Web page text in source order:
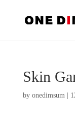
Skin
by onedimsum|